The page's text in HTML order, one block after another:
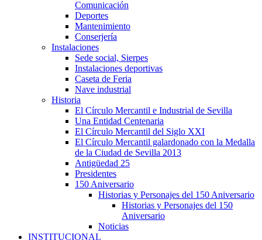
Comunicación
Deportes
Mantenimiento
Conserjería
Instalaciones
Sede social, Sierpes
Instalaciones deportivas
Caseta de Feria
Nave industrial
Historia
El Círculo Mercantil e Industrial de Sevilla
Una Entidad Centenaria
El Círculo Mercantil del Siglo XXI
El Círculo Mercantil galardonado con la Medalla
de la Ciudad de Sevilla 2013
Antigüedad 25
Presidentes
150 Aniversario
Historias y Personajes del 150 Aniversario
Historias y Personajes del 150
Aniversario
Noticias
INSTITUCIONAL